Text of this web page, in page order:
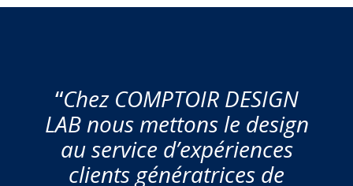
“Chez COMPTOIR DESIGN
LAB nous mettons le design
au service d’expériences
clients génératrices de